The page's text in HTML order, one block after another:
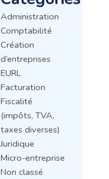
Administration
Comptabilité
Création
d’entreprises
EURL
Facturation
Fiscalité
(impôts, TVA,
taxes diverses)
Juridique
Micro-entreprise
Non classé